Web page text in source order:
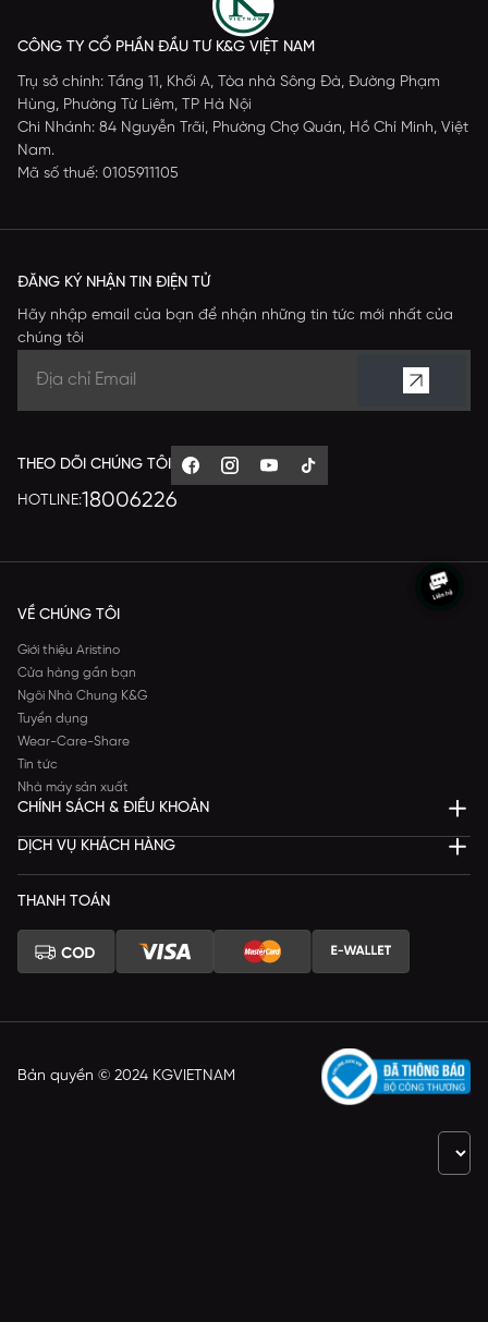
CÔNG TY CỔ PHẦN ĐẦU TƯ K&G VIỆT NAM
Trụ sở chính: Tầng 11, Khối A, Tòa nhà Sông Đà, Đường Phạm
Hùng, Phường Từ Liêm, TP Hà Nội
Chi Nhánh: 84 Nguyễn Trãi, Phường Chợ Quán, Hồ Chí Minh, Việt
Nam.
Mã số thuế: 0105911105
ĐĂNG KÝ NHẬN TIN ĐIỆN TỬ
Hãy nhập email của bạn để nhận những tin tức mới nhất của
chúng tôi
THEO DÕI CHÚNG TÔI
HOTLINE:18006226
VỀ CHÚNG TÔI
Giới thiệu Aristino
Cửa hàng gần bạn
Ngôi Nhà Chung K&G
Tuyển dụng
Wear-Care-Share
Tin tức
Nhà máy sản xuất
CHÍNH SÁCH & ĐIỀU KHOẢN
DỊCH VỤ KHÁCH HÀNG
THANH TOÁN
Bản quyền © 2024 KGVIETNAM